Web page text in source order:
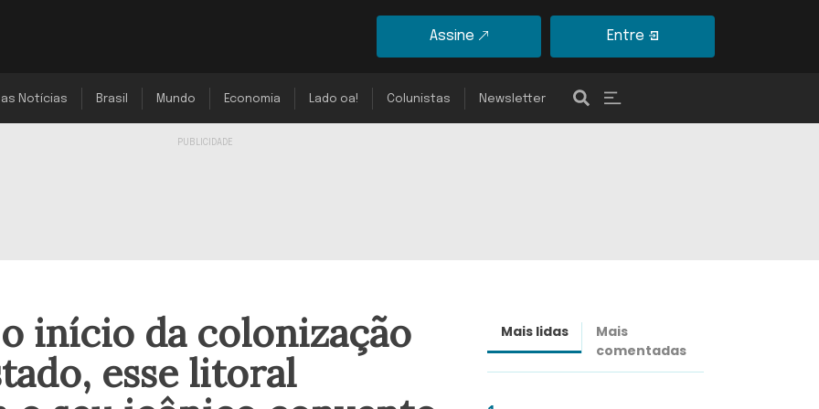
Assine Entre
Notícias Brasil Mundo Economia Lado oa! Colunistas Newsletter
início da colonização
esse litoral
Mais lidas
Mais
comentadas